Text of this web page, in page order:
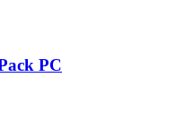
PC